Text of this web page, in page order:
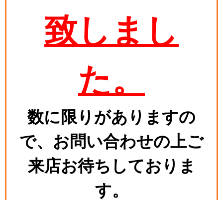
致しまし
た。
数に限りがありますの
で、お問い合わせの上ご
来店お待ちしておりま
す。